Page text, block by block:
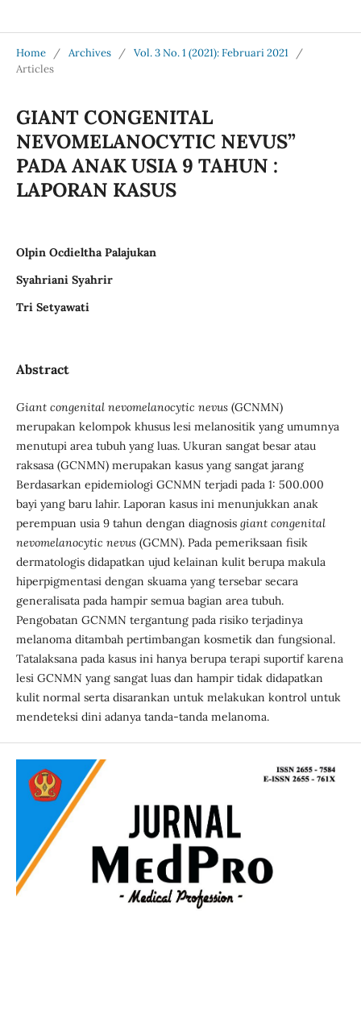
Home / Archives / Vol. 3 No. 1 (2021): Februari 2021
/
Articles
GIANT CONGENITAL
NEVOMELANOCYTIC NEVUS”
PADA ANAK USIA 9 TAHUN :
LAPORAN KASUS
Olpin Ocdieltha Palajukan
Syahriani Syahrir
Tri Setyawati
Abstract
Giant congenital nevomelanocytic nevus (GCNMN)
merupakan kelompok khusus lesi melanositik yang umumnya
menutupi area tubuh yang luas. Ukuran sangat besar atau
raksasa (GCNMN) merupakan kasus yang sangat jarang
Berdasarkan epidemiologi GCNMN terjadi pada 1: 500.000
bayi yang baru lahir. Laporan kasus ini menunjukkan anak
perempuan usia 9 tahun dengan diagnosis giant congenital
nevomelanocytic nevus (GCMN). Pada pemeriksaan fisik
dermatologis didapatkan ujud kelainan kulit berupa makula
hiperpigmentasi dengan skuama yang tersebar secara
generalisata pada hampir semua bagian area tubuh.
Pengobatan GCNMN tergantung pada risiko terjadinya
melanoma ditambah pertimbangan kosmetik dan fungsional.
Tatalaksana pada kasus ini hanya berupa terapi suportif karena
lesi GCNMN yang sangat luas dan hampir tidak didapatkan
kulit normal serta disarankan untuk melakukan kontrol untuk
mendeteksi dini adanya tanda-tanda melanoma.